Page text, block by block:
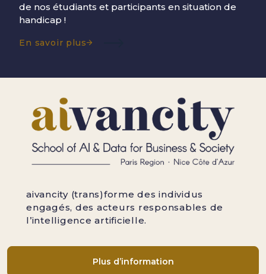
de nos étudiants et participants en situation de
handicap !
En savoir plus
aivancity (trans)forme des individus
engagés, des acteurs responsables de
l’intelligence artificielle.
Plus d’information